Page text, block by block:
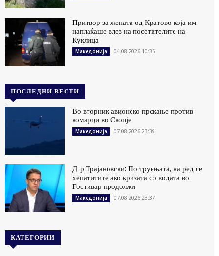
Притвор за жената од Кратово која им
наплаќаше влез на посетителите на
Куклица
Македонија 04.08.2026 10:36
ПОСЛЕДНИ ВЕСТИ
Во вторник авионско прскање против
комарци во Скопје
Македонија 07.08.2026 23:39
Д-р Трајановски: По труењата, на ред се
хепатитите ако кризата со водата во
Гостивар продолжи
Македонија 07.08.2026 23:37
КАТЕГОРИИ